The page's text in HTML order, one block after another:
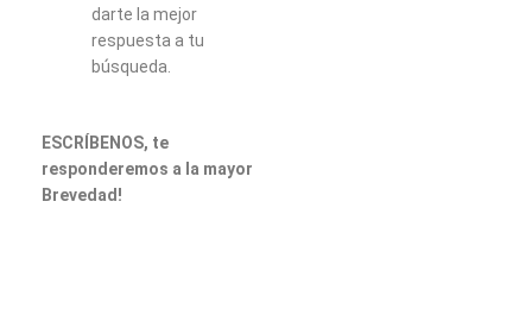
darte la mejor
respuesta a tu
búsqueda.
ESCRÍBENOS, te
responderemos a la mayor
Brevedad!